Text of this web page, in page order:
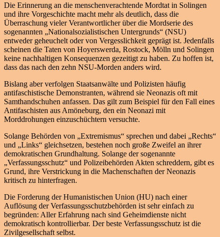
Die Erinnerung an die menschenverachtende Mordtat in Solingen
und ihre Vorgeschichte macht mehr als deutlich, dass die
Überraschung vieler Verantwortlicher über die Mordserie des
sogenannten „Nationalsozialistischen Untergrunds“ (NSU)
entweder geheuchelt oder von Vergesslichkeit geprägt ist. Jedenfalls
scheinen die Taten von Hoyerswerda, Rostock, Mölln und Solingen
keine nachhaltigen Konsequenzen gezeitigt zu haben. Zu hoffen ist,
dass das nach den zehn NSU-Morden anders wird.
Bislang aber verfolgen Staatsanwälte und Polizisten häufig
antifaschistische Demonstranten, während sie Neonazis oft mit
Samthandschuhen anfassen. Das gilt zum Beispiel für den Fall eines
Antifaschisten aus Amöneburg, den ein Neonazi mit
Morddrohungen einzuschüchtern versuchte.
Solange Behörden von „Extremismus“ sprechen und dabei „Rechts“
und „Links“ gleichsetzen, bestehen noch große Zweifel an ihrer
demokratischen Grundhaltung. Solange der sogenannte
„Verfassungsschutz“ und Polizeibehörden Akten schreddern, gibt es
Grund, ihre Verstrickung in die Machenschaften der Neonazis
kritisch zu hinterfragen.
Die Forderung der Humanistischen Union (HU) nach einer
Auflösung der Verfassungsschutzbehörden ist sehr einfach zu
begründen: Aller Erfahrung nach sind Geheimdienste nicht
demokratisch kontrollierbar. Der beste Verfassungsschutz ist die
Zivilgesellschaft selbst.